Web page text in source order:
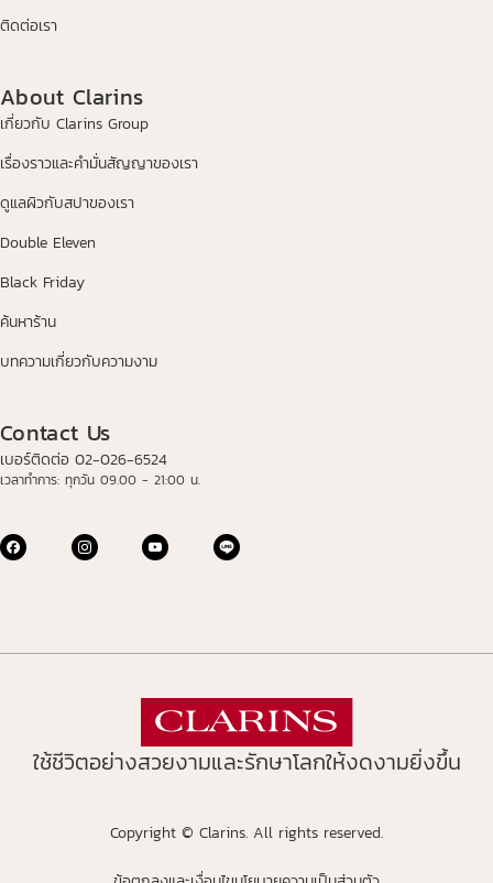
ติดต่อเรา
About Clarins
เกี่ยวกับ Clarins Group
เรื่องราวและคำมั่นสัญญาของเรา
ดูแลผิวกับสปาของเรา
Double Eleven
Black Friday
ค้นหาร้าน
บทความเกี่ยวกับความงาม
Contact Us
เบอร์ติดต่อ 02-026-6524
เวลาทำการ: ทุกวัน 09.00 - 21:00 น.
ใช้ชีวิตอย่างสวยงามและรักษาโลกให้งดงามยิ่งขึ้น
Copyright © Clarins. All rights reserved.